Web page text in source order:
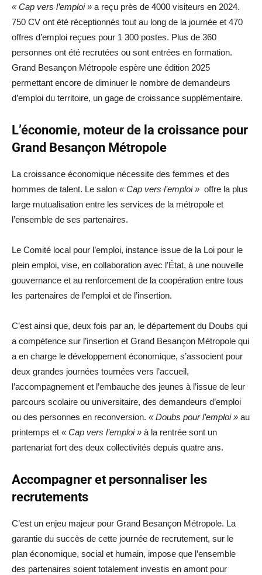
« Cap vers l’emploi » a reçu près de 4000 visiteurs en 2024.
750 CV ont été réceptionnés tout au long de la journée et 470
offres d’emploi reçues pour 1 300 postes. Plus de 360
personnes ont été recrutées ou sont entrées en formation.
Grand Besançon Métropole espère une édition 2025
permettant encore de diminuer le nombre de demandeurs
d’emploi du territoire, un gage de croissance supplémentaire.
L’économie, moteur de la croissance pour
Grand Besançon Métropole
La croissance économique nécessite des femmes et des
hommes de talent. Le salon « Cap vers l’emploi » offre la plus
large mutualisation entre les services de la métropole et
l’ensemble de ses partenaires.
Le Comité local pour l’emploi, instance issue de la Loi pour le
plein emploi, vise, en collaboration avec l’État, à une nouvelle
gouvernance et au renforcement de la coopération entre tous
les partenaires de l’emploi et de l’insertion.
C’est ainsi que, deux fois par an, le département du Doubs qui
a compétence sur l’insertion et Grand Besançon Métropole qui
a en charge le développement économique, s’associent pour
deux grandes journées tournées vers l’accueil,
l’accompagnement et l’embauche des jeunes à l’issue de leur
parcours scolaire ou universitaire, des demandeurs d’emploi
ou des personnes en reconversion. « Doubs pour l’emploi » au
printemps et « Cap vers l’emploi » à la rentrée sont un
partenariat fort des deux collectivités depuis quatre ans.
Accompagner et personnaliser les
recrutements
C’est un enjeu majeur pour Grand Besançon Métropole. La
garantie du succès de cette journée de recrutement, sur le
plan économique, social et humain, impose que l’ensemble
des partenaires soient totalement investis en amont pour